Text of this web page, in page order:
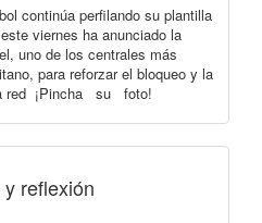
continúa perfilando su plantilla
viernes ha anunciado la
uno de los centrales más
para reforzar el bloqueo y la
red ¡Pincha su foto!
reflexión